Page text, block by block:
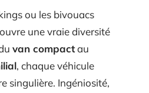
ou les bivouacs
une vraie diversité
van compactau
, chaque véhicule
singulière. Ingéniosité,